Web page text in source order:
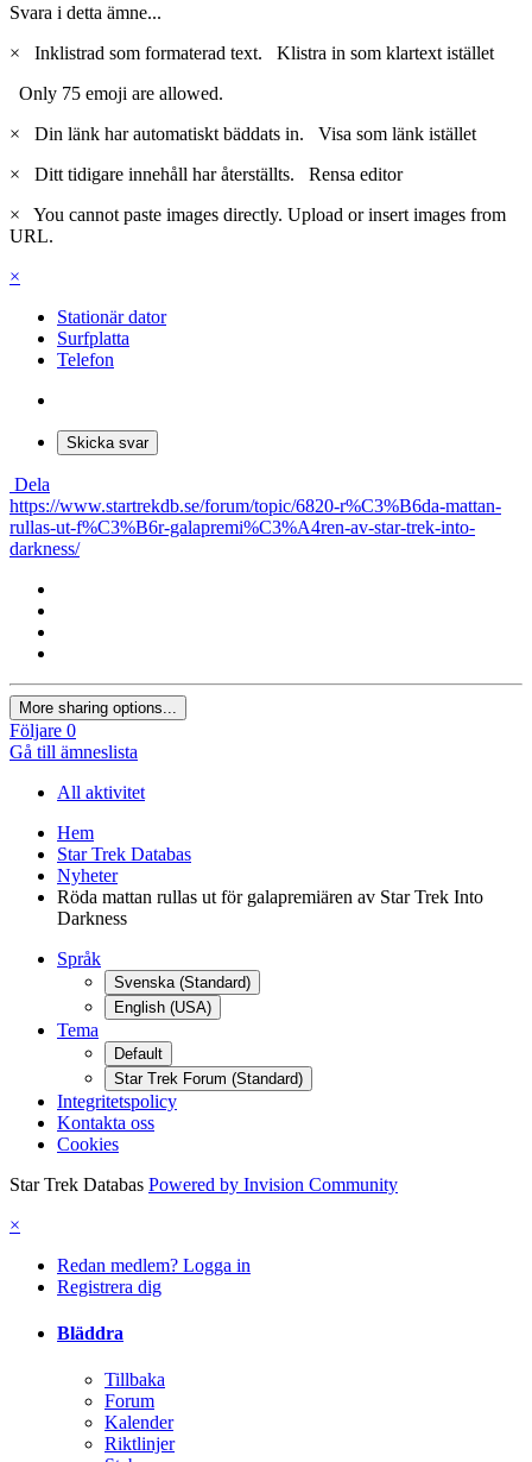
Svara i detta ämne...
×
Inklistrad som formaterad text. Klistra in som klartext istället
Only 75 emoji are allowed.
×
Din länk har automatiskt bäddats in. Visa som länk istället
×
Ditt tidigare innehåll har återställts. Rensa editor
×
You cannot paste images directly. Upload or insert images from
URL.
×
Stationär dator
Surfplatta
Telefon
Skicka svar
Dela
https://www.startrekdb.se/forum/topic/6820-r%C3%B6da-mattan-
rullas-ut-f%C3%B6r-galapremi%C3%A4ren-av-star-trek-into-
darkness/
More sharing options...
Följare 0
Gå till ämneslista
All aktivitet
Hem
Star Trek Databas
Nyheter
Röda mattan rullas ut för galapremiären av Star Trek Into
Darkness
Språk
Svenska (Standard)
English (USA)
Tema
Default
Star Trek Forum (Standard)
Integritetspolicy
Kontakta oss
Cookies
Star Trek Databas Powered by Invision Community
×
Redan medlem? Logga in
Registrera dig
Bläddra
Tillbaka
Forum
Kalender
Riktlinjer